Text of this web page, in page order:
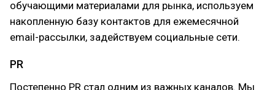
обучающими материалами для рынка, используем
накопленную базу контактов для ежемесячной
email-рассылки, задействуем социальные сети.
PR
Постепенно PR стал одним из важных каналов. Мы